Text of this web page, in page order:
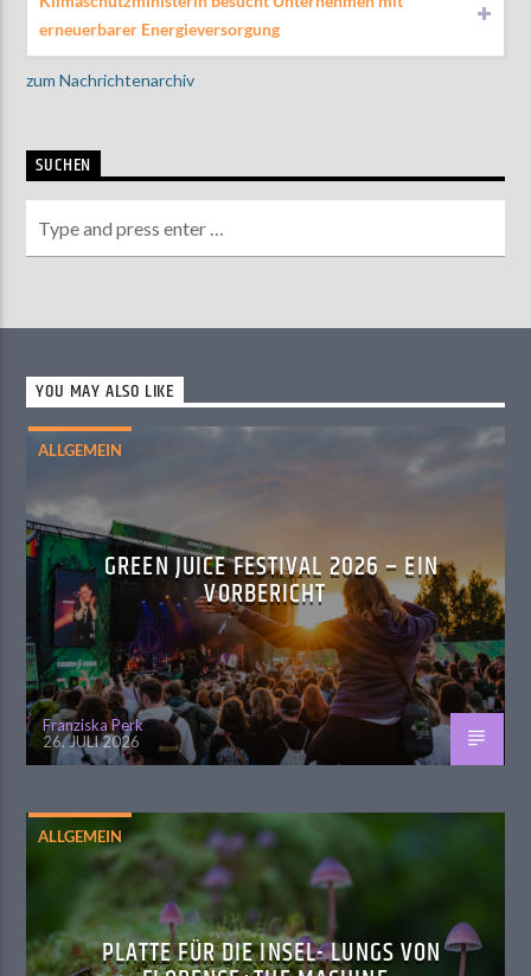
erneuerbarer Energieversorgung
zum Nachrichtenarchiv
SUCHEN
YOU MAY ALSO LIKE
ALLGEMEIN
GREEN JUICE FESTIVAL 2026 – EIN
VORBERICHT
Franziska Perk
26. JULI 2026
ALLGEMEIN
PLATTE FÜR DIE INSEL- LUNGS VON